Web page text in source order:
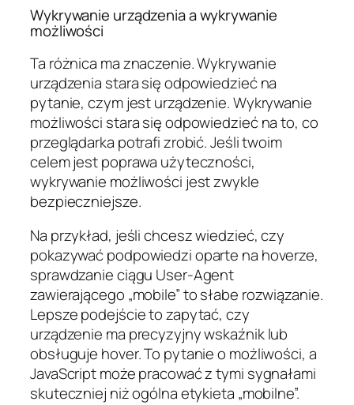
Wykrywanie urządzenia a wykrywanie
możliwości
Ta różnica ma znaczenie. Wykrywanie
urządzenia stara się odpowiedzieć na
pytanie, czym jest urządzenie. Wykrywanie
możliwości stara się odpowiedzieć na to, co
przeglądarka potrafi zrobić. Jeśli twoim
celem jest poprawa użyteczności,
wykrywanie możliwości jest zwykle
bezpieczniejsze.
Na przykład, jeśli chcesz wiedzieć, czy
pokazywać podpowiedzi oparte na hoverze,
sprawdzanie ciągu User-Agent
zawierającego „mobile” to słabe rozwiązanie.
Lepsze podejście to zapytać, czy
urządzenie ma precyzyjny wskaźnik lub
obsługuje hover. To pytanie o możliwości, a
JavaScript może pracować z tymi sygnałami
skuteczniej niż ogólna etykieta „mobilne”.